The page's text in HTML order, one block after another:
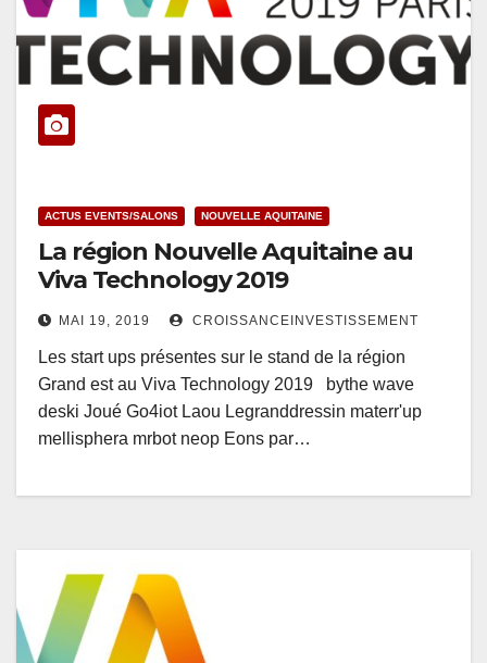
ACTUS EVENTS/SALONS NOUVELLE AQUITAINE
La région Nouvelle Aquitaine au
Viva Technology 2019
MAI 19, 2019 CROISSANCEINVESTISSEMENT
Les start ups présentes sur le stand de la région
Grand est au Viva Technology 2019 bythe wave
deski Joué Go4iot Laou Legranddressin materr'up
mellisphera mrbot neop Eons par…